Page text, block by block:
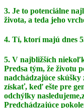
3. Je to potenciálne
života, a teda jeho
4. Tí, ktorí majú dnes
5. V najbližších
Predsa tým, že životu
nadchádzajúce
získať, keď ešte pre
odchýlky nasledujeme,
Predchádzajúce